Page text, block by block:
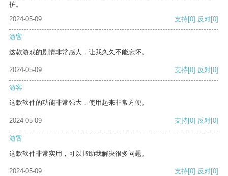
护。
2024-05-09
支持[0] 反对[0]
游客
这款游戏的剧情非常感人，让我久久不能忘怀。
2024-05-09 支持[0] 反对[0]
游客
这款软件的功能非常强大，使用起来非常方便。
2024-05-09 支持[0] 反对[0]
游客
这款软件非常实用，可以帮助我解决很多问题。
2024-05-09 支持[0] 反对[0]